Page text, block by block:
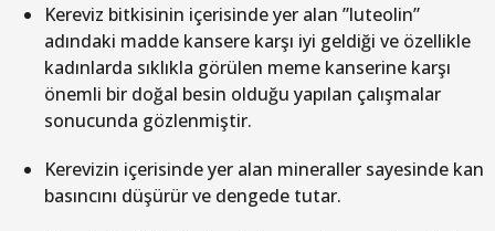
Kereviz bitkisinin içerisinde yer alan ”luteolin”
adındaki madde kansere karşı iyi geldiği ve özellikle
kadınlarda sıklıkla görülen meme kanserine karşı
önemli bir doğal besin olduğu yapılan çalışmalar
sonucunda gözlenmiştir.
Kerevizin içerisinde yer alan mineraller sayesinde kan
basıncını düşürür ve dengede tutar.